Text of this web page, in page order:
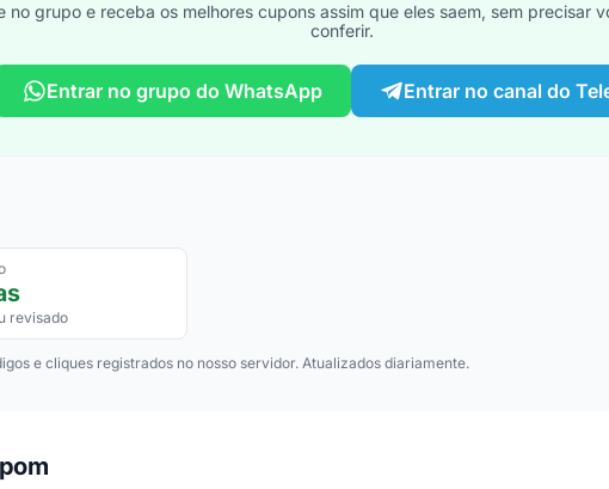
no grupo e receba os melhores cupons assim que eles saem, sem precisar
conferir.
Entrar no grupo do WhatsApp Entrar no canal do
revisado
e cliques registrados no nosso servidor. Atualizados diariamente.